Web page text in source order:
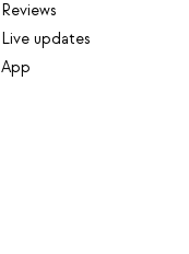
Reviews
Live updates
App